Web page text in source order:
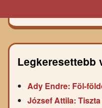
Legkeresettebb
Ady Endre: Föl-
József Attila: